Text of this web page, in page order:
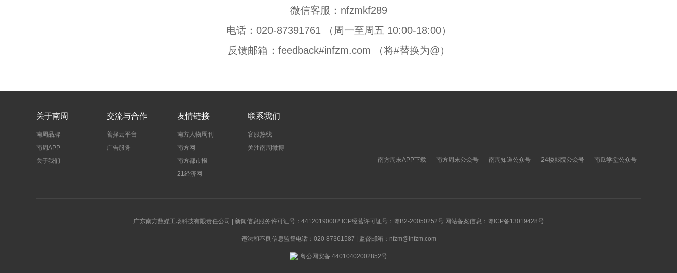
微信客服：nfzmkf289
电话：020-87391761 （周一至周五 10:00-18:00）
反馈邮箱：feedback#infzm.com （将#替换为@）
关于南周
南周品牌
南周APP
关于我们
交流与合作
善择云平台
广告服务
友情链接
南方人物周刊
南方网
南方都市报
21经济网
联系我们
客服热线
关注南周微博
南方周末APP下载
南方周末公众号 南周知道公众号 24楼影院公众号 南瓜学堂公众号
广东南方数媒工场科技有限责任公司 | 新闻信息服务许可证号：44120190002 ICP经营许可证号：粤B2-20050252号 网站备案信息： 粤ICP备13019428号
违法和不良信息监督电话：020-87361587 | 监督邮箱：nfzm@infzm.com
粤公网安备 44010402002852号